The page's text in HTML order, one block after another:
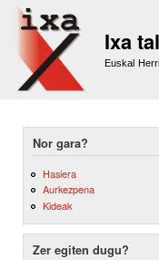
Ixa
Euskal
Nor gara?
Hasiera
Aurkezpena
Kideak
Zer egiten dugu?